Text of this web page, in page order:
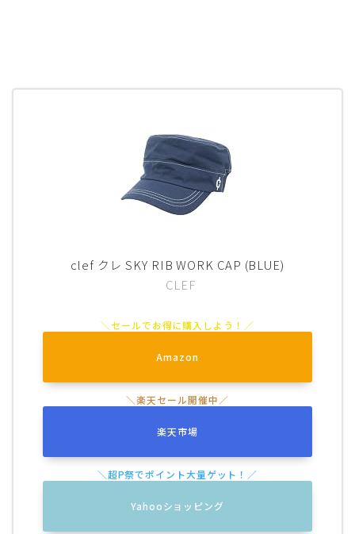
clef クレ SKY RIB WORK CAP (BLUE)
CLEF
Amazon
楽天市場
Yahooショッピング